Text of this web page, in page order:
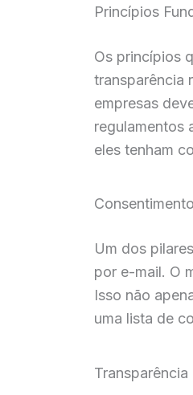
Princípios
Os princípios
transparência
empresas
regulamentos
eles tenham
Um dos
por e-mail. O
Isso não
uma lista de